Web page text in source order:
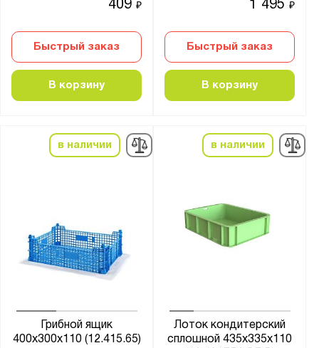
409₽
Быстрый заказ
В корзину
1 495₽
Быстрый заказ
В корзину
в наличии
Грибной ящик
400х300х110 (12.415.65)
в наличии
Лоток кондитерский
сплошной 435х335х110